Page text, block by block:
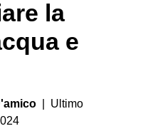
la
e
| Ultimo